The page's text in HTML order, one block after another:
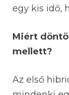
egy kis idő,
Miért
mellett?
Az első